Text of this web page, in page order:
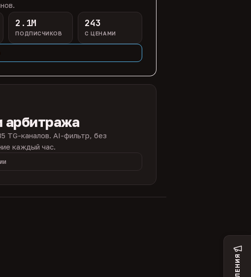
2.1M
ПОДПИСЧИКОВ
243
С ЦЕНАМИ
арбитража
TG-каналов. AI-фильтр, без
каждый час.